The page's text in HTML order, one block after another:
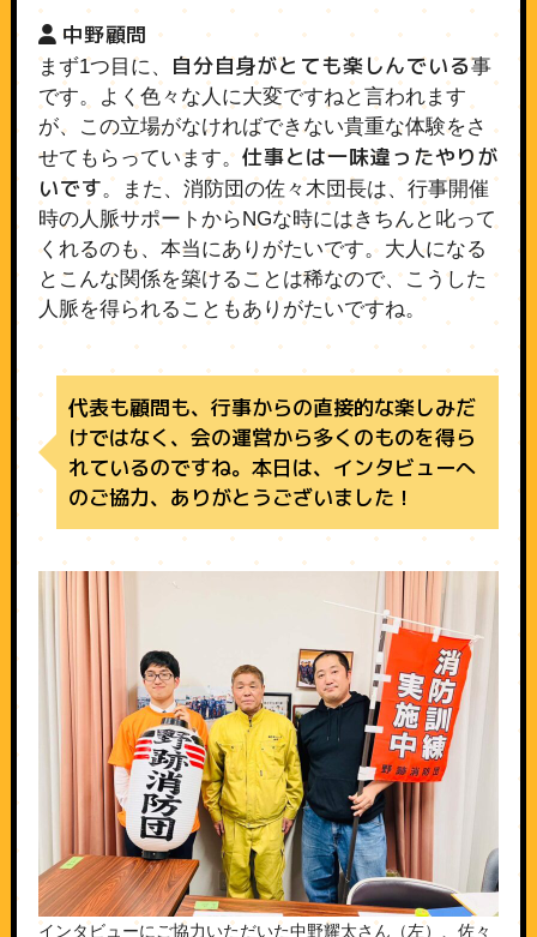
中野顧問
まず1つ目に、 自分自身がとても楽しんでいる事
です。よく色々な人に大変ですねと言われます
が、この立場がなければできない貴重な体験をさ
せてもらっています。 仕事とは一味違ったやりが
いです。また、消防団の佐々木団長は、行事開催
時の人脈サポートからNGな時にはきちんと叱って
くれるのも、本当にありがたいです。大人になる
とこんな関係を築けることは稀なので、こうした
人脈を得られることもありがたいですね。
代表も顧問も、行事からの直接的な楽しみだ
けではなく、会の運営から多くのものを得ら
れているのですね。本日は、インタビューへ
のご協力、ありがとうございました！
インタビューにご協力いただいた中野耀太さん（左）、佐々